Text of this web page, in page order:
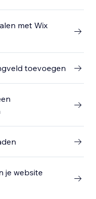
met Wix
toevoegen
je website